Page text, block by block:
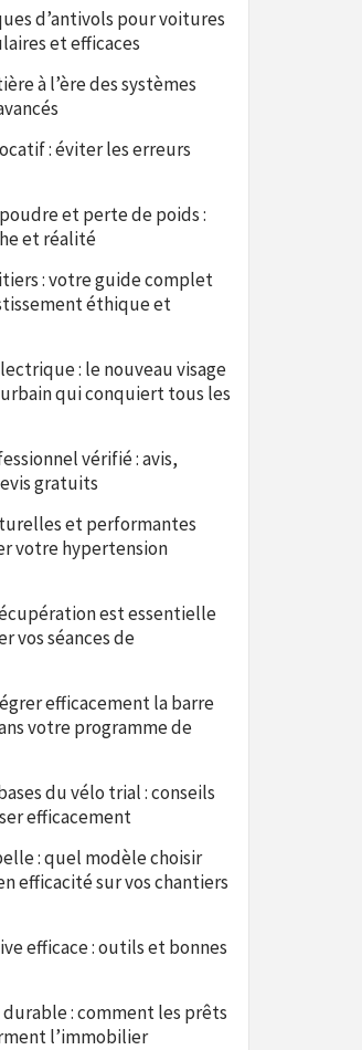
d’antivols pour voitures
et efficaces
à l’ère des systèmes
: éviter les erreurs
et perte de poids :
et réalité
: votre guide complet
éthique et
: le nouveau visage
qui conquiert tous les
vérifié : avis,
gratuits
et performantes
votre hypertension
est essentielle
vos séances de
efficacement la barre
votre programme de
du vélo trial : conseils
efficacement
: quel modèle choisir
efficacité sur vos chantiers
efficace : outils et bonnes
: comment les prêts
l’immobilier